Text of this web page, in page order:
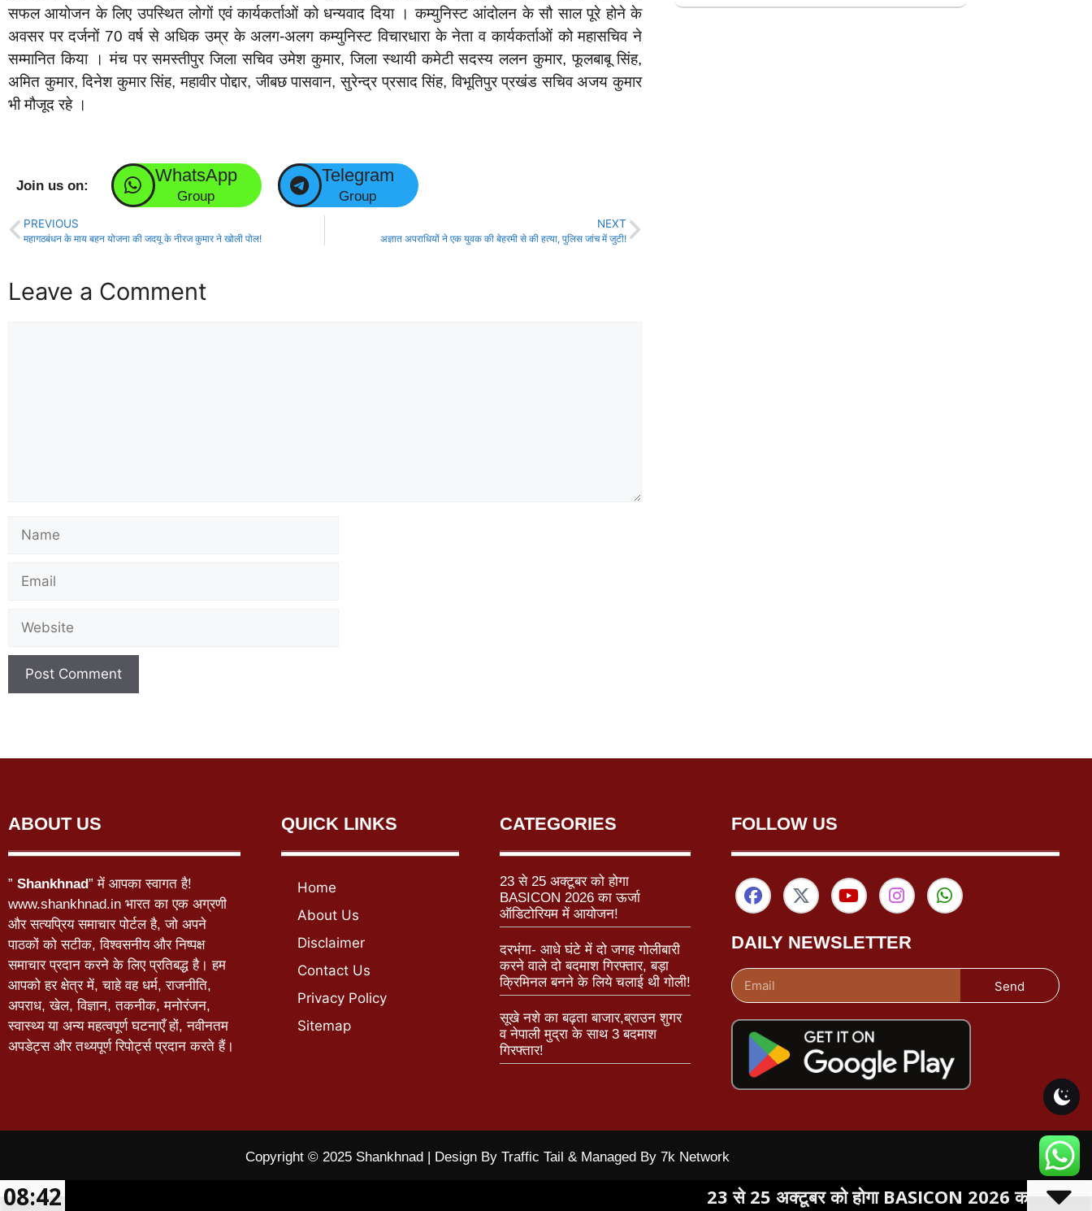
सफल आयोजन के लिए उपस्थित लोगों एवं कार्यकर्ताओं को धन्यवाद दिया । कम्युनिस्ट आंदोलन के सौ साल पूरे होने के
अवसर पर दर्जनों 70 वर्ष से अधिक उम्र के अलग-अलग कम्युनिस्ट विचारधारा के नेता व कार्यकर्ताओं को महासचिव ने
सम्मानित किया । मंच पर समस्तीपुर जिला सचिव उमेश कुमार, जिला स्थायी कमेटी सदस्य ललन कुमार, फूलबाबू सिंह,
अमित कुमार, दिनेश कुमार सिंह, महावीर पोद्दार, जीबछ पासवान, सुरेन्द्र प्रसाद सिंह, विभूतिपुर प्रखंड सचिव अजय कुमार
भी मौजूद रहे ।
Join us on:
WhatsApp
Group
Telegram
Group
PREVIOUS
महागठबंधन के माय बहन योजना की जदयू के नीरज कुमार ने खोली पोल!
NEXT
अज्ञात अपराधियों ने एक युवक की बेहरमी से की हत्या, पुलिस जांच में जुटी!
Leave a Comment
ABOUT US
” Shankhnad” में आपका स्वागत है!
www.shankhnad.in भारत का एक अग्रणी
और सत्यप्रिय समाचार पोर्टल है, जो अपने
पाठकों को सटीक, विश्वसनीय और निष्पक्ष
समाचार प्रदान करने के लिए प्रतिबद्ध है। हम
आपको हर क्षेत्र में, चाहे वह धर्म, राजनीति,
अपराध, खेल, विज्ञान, तकनीक, मनोरंजन,
स्वास्थ्य या अन्य महत्वपूर्ण घटनाएँ हों, नवीनतम
अपडेट्स और तथ्यपूर्ण रिपोर्ट्स प्रदान करते हैं।
QUICK LINKS
Home
About Us
Disclaimer
Contact Us
Privacy Policy
Sitemap
CATEGORIES
23 से 25 अक्टूबर को होगा
BASICON 2026 का ऊर्जा
ऑडिटोरियम में आयोजन!
दरभंगा- आधे घंटे में दो जगह गोलीबारी
करने वाले दो बदमाश गिरफ्तार, बड़ा
क्रिमिनल बनने के लिये चलाई थी गोली!
सूखे नशे का बढ़ता बाजार,ब्राउन शुगर
व नेपाली मुद्रा के साथ 3 बदमाश
गिरफ्तार!
FOLLOW US
DAILY NEWSLETTER
Send
Copyright © 2025 Shankhnad | Design By Traffic Tail & Managed By 7k Network
23 से 25 अक्टूबर को होगा BASICON 2026 का ऊर्जा
08:42